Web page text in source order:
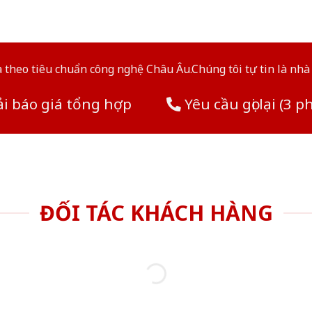
tiêu chuẩn công nghệ Châu Âu.Chúng tôi tự tin là
báo giá tổng hợp Yêu cầu gọi lại (3
ĐỐI TÁC KHÁCH HÀNG